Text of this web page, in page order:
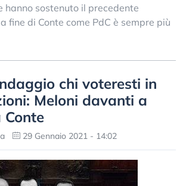
hanno sostenuto il precedente
fine di Conte come PdC è sempre più
chi voteresti in
Meloni davanti a
Conte
29 Gennaio 2021 - 14:02